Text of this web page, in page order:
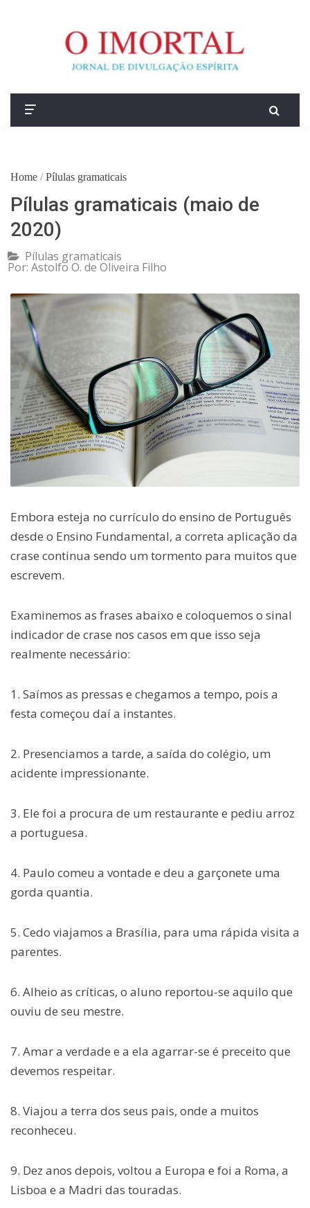
Home / Pílulas gramaticais
Pílulas gramaticais (maio de
2020)
Pílulas gramaticais
Por: Astolfo O. de Oliveira Filho
Embora esteja no currículo do ensino de Português
desde o Ensino Fundamental, a correta aplicação da
crase continua sendo um tormento para muitos que
escrevem.
Examinemos as frases abaixo e coloquemos o sinal
indicador de crase nos casos em que isso seja
realmente necessário:
1. Saímos as pressas e chegamos a tempo, pois a
festa começou daí a instantes.
2. Presenciamos a tarde, a saída do colégio, um
acidente impressionante.
3. Ele foi a procura de um restaurante e pediu arroz
a portuguesa.
4. Paulo comeu a vontade e deu a garçonete uma
gorda quantia.
5. Cedo viajamos a Brasília, para uma rápida visita a
parentes.
6. Alheio as críticas, o aluno reportou-se aquilo que
ouviu de seu mestre.
7. Amar a verdade e a ela agarrar-se é preceito que
devemos respeitar.
8. Viajou a terra dos seus pais, onde a muitos
reconheceu.
9. Dez anos depois, voltou a Europa e foi a Roma, a
Lisboa e a Madri das touradas.